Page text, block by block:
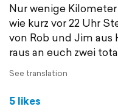
Nur wenige
wie kurz vor 22 Uhr
von Rob und Jim
raus an euch zwei
See translation
5 likes